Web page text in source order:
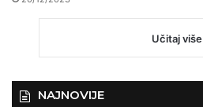
Učitaj više
NAJNOVIJE